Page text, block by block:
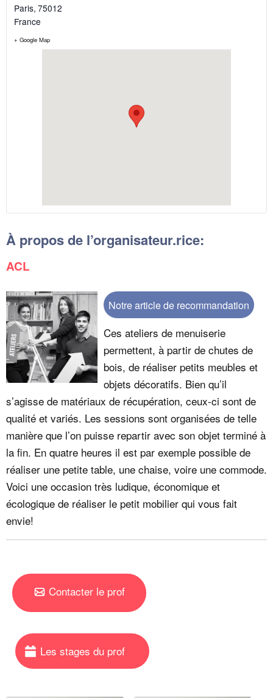
Paris, 75012
France
+ Google Map
À propos de l’organisateur.rice:
ACL
Notre article de recommandation
Ces ateliers de menuiserie
permettent, à partir de chutes de
bois, de réaliser petits meubles et
objets décoratifs. Bien qu’il
s’agisse de matériaux de récupération, ceux-ci sont de
qualité et variés. Les sessions sont organisées de telle
manière que l’on puisse repartir avec son objet terminé à
la fin. En quatre heures il est par exemple possible de
réaliser une petite table, une chaise, voire une commode.
Voici une occasion très ludique, économique et
écologique de réaliser le petit mobilier qui vous fait
envie!
Contacter le prof